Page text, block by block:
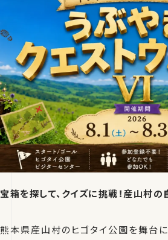
宝箱を探して、クイズに挑戦！産山村の
熊本県産山村のヒゴタイ公園を舞台に